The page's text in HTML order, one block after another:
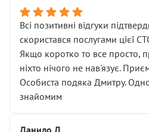
Всі позитивні відгуки
скористався послугами цієї
Якщо коротко то все просто,
ніхто нічого не нав'язує.
Особиста подяка Дмитру.
знайомим
Данило Д.